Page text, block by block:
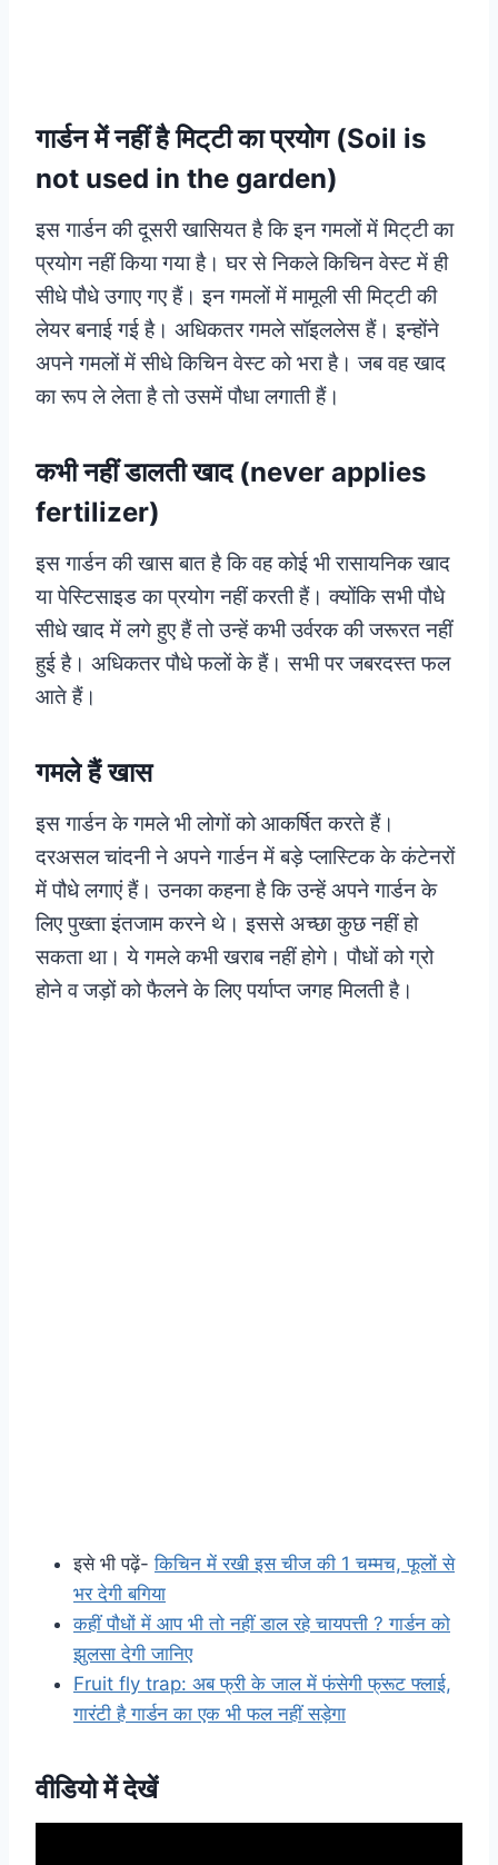
गार्डन में नहीं है मिट्‌टी का प्रयोग (Soil is
not used in the garden)
इस गार्डन की दूसरी खासियत है कि इन गमलों में मिट्‌टी का
प्रयोग नहीं किया गया है। घर से निकले किचिन वेस्ट में ही
सीधे पौधे उगाए गए हैं। इन गमलों में मामूली सी मिट्‌टी की
लेयर बनाई गई है। अधिकतर गमले सॉइललेस हैं। इन्होंने
अपने गमलों में सीधे किचिन वेस्ट को भरा है। जब वह खाद
का रूप ले लेता है तो उसमें पौधा लगाती हैं।
कभी नहीं डालती खाद (never applies
fertilizer)
इस गार्डन की खास बात है कि वह कोई भी रासायनिक खाद
या पेस्टिसाइड का प्रयोग नहीं करती हैं। क्योंकि सभी पौधे
सीधे खाद में लगे हुए हैं तो उन्हें कभी उर्वरक की जरूरत नहीं
हुई है। अधिकतर पौधे फलों के हैं। सभी पर जबरदस्त फल
आते हैं।
गमले हैं खास
इस गार्डन के गमले भी लोगों को आकर्षित करते हैं।
दरअसल चांदनी ने अपने गार्डन में बड़े प्लास्टिक के कंटेनरों
में पौधे लगाएं हैं। उनका कहना है कि उन्हें अपने गार्डन के
लिए पुख्ता इंतजाम करने थे। इससे अच्छा कुछ नहीं हो
सकता था। ये गमले कभी खराब नहीं होगे। पौधों को ग्रो
होने व जड़ों को फैलने के लिए पर्याप्त जगह मिलती है।
इसे भी पढ़ें-किचिन में रखी इस चीज की 1 चम्मच, फूलों से
भर देगी बगिया
कहीं पौधों में आप भी तो नहीं डाल रहे चायपत्ती ? गार्डन को
झुलसा देगी जानिए
Fruit fly trap: अब फ्री के जाल में फंसेगी फ्रूट फ्लाई,
गारंटी है गार्डन का एक भी फल नहीं सड़ेगा
वीडियो में देखें